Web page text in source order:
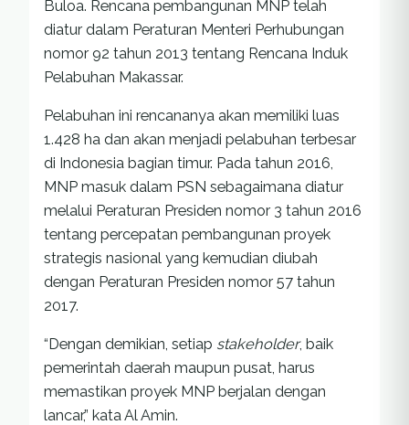
Buloa. Rencana pembangunan MNP telah
diatur dalam Peraturan Menteri Perhubungan
nomor 92 tahun 2013 tentang Rencana Induk
Pelabuhan Makassar.
Pelabuhan ini rencananya akan memiliki luas
1.428 ha dan akan menjadi pelabuhan terbesar
di Indonesia bagian timur. Pada tahun 2016,
MNP masuk dalam PSN sebagaimana diatur
melalui Peraturan Presiden nomor 3 tahun 2016
tentang percepatan pembangunan proyek
strategis nasional yang kemudian diubah
dengan Peraturan Presiden nomor 57 tahun
2017.
“Dengan demikian, setiap stakeholder, baik
pemerintah daerah maupun pusat, harus
memastikan proyek MNP berjalan dengan
lancar,” kata Al Amin.